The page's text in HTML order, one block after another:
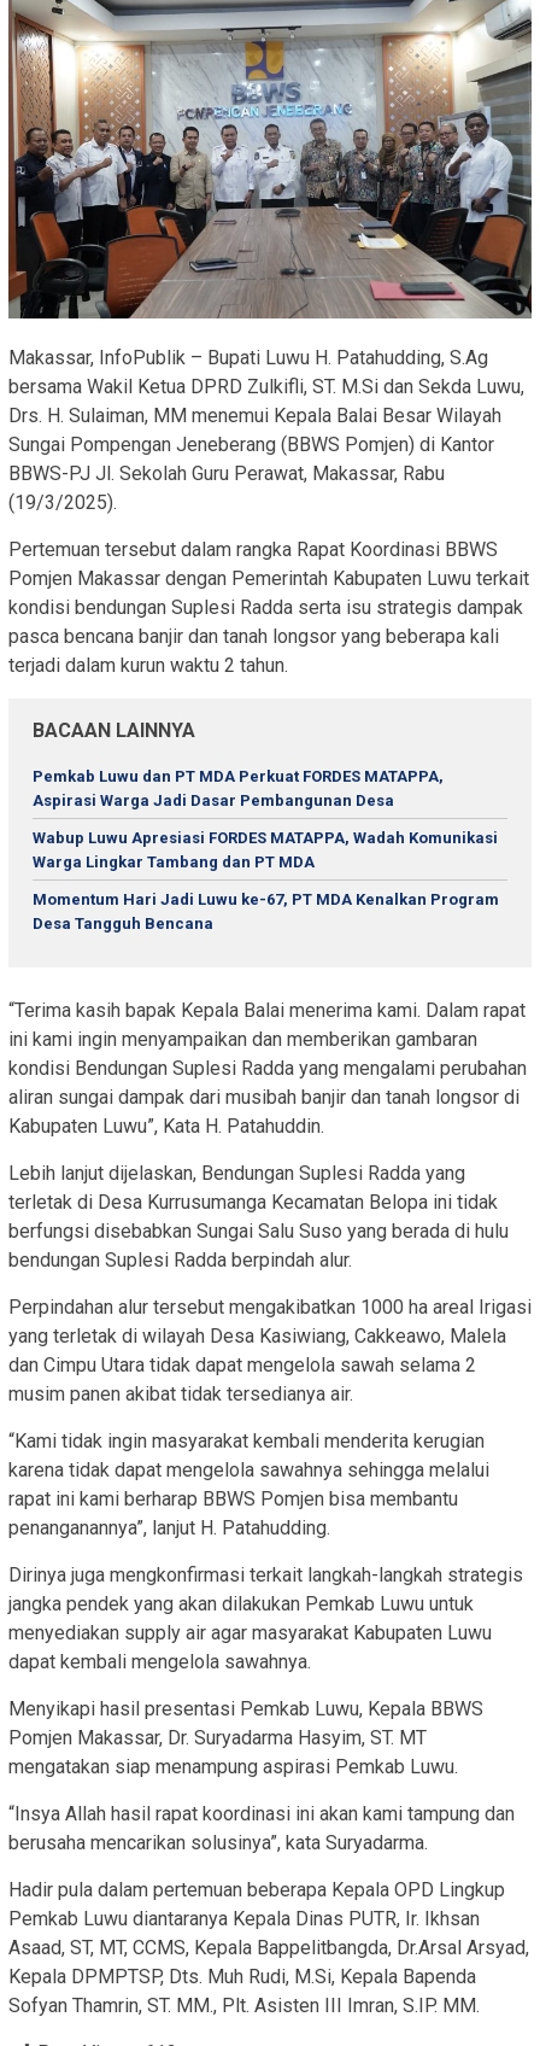
Makassar, InfoPublik – Bupati Luwu H. Patahudding, S.Ag
bersama Wakil Ketua DPRD Zulkifli, ST. M.Si dan Sekda Luwu,
Drs. H. Sulaiman, MM menemui Kepala Balai Besar Wilayah
Sungai Pompengan Jeneberang (BBWS Pomjen) di Kantor
BBWS-PJ Jl. Sekolah Guru Perawat, Makassar, Rabu
(19/3/2025).
Pertemuan tersebut dalam rangka Rapat Koordinasi BBWS
Pomjen Makassar dengan Pemerintah Kabupaten Luwu terkait
kondisi bendungan Suplesi Radda serta isu strategis dampak
pasca bencana banjir dan tanah longsor yang beberapa kali
terjadi dalam kurun waktu 2 tahun.
BACAAN LAINNYA
Pemkab Luwu dan PT MDA Perkuat FORDES MATAPPA,
Aspirasi Warga Jadi Dasar Pembangunan Desa
Wabup Luwu Apresiasi FORDES MATAPPA, Wadah Komunikasi
Warga Lingkar Tambang dan PT MDA
Momentum Hari Jadi Luwu ke-67, PT MDA Kenalkan Program
Desa Tangguh Bencana
“Terima kasih bapak Kepala Balai menerima kami. Dalam rapat
ini kami ingin menyampaikan dan memberikan gambaran
kondisi Bendungan Suplesi Radda yang mengalami perubahan
aliran sungai dampak dari musibah banjir dan tanah longsor di
Kabupaten Luwu”, Kata H. Patahuddin.
Lebih lanjut dijelaskan, Bendungan Suplesi Radda yang
terletak di Desa Kurrusumanga Kecamatan Belopa ini tidak
berfungsi disebabkan Sungai Salu Suso yang berada di hulu
bendungan Suplesi Radda berpindah alur.
Perpindahan alur tersebut mengakibatkan 1000 ha areal Irigasi
yang terletak di wilayah Desa Kasiwiang, Cakkeawo, Malela
dan Cimpu Utara tidak dapat mengelola sawah selama 2
musim panen akibat tidak tersedianya air.
“Kami tidak ingin masyarakat kembali menderita kerugian
karena tidak dapat mengelola sawahnya sehingga melalui
rapat ini kami berharap BBWS Pomjen bisa membantu
penanganannya”, lanjut H. Patahudding.
Dirinya juga mengkonfirmasi terkait langkah-langkah strategis
jangka pendek yang akan dilakukan Pemkab Luwu untuk
menyediakan supply air agar masyarakat Kabupaten Luwu
dapat kembali mengelola sawahnya.
Menyikapi hasil presentasi Pemkab Luwu, Kepala BBWS
Pomjen Makassar, Dr. Suryadarma Hasyim, ST. MT
mengatakan siap menampung aspirasi Pemkab Luwu.
“Insya Allah hasil rapat koordinasi ini akan kami tampung dan
berusaha mencarikan solusinya”, kata Suryadarma.
Hadir pula dalam pertemuan beberapa Kepala OPD Lingkup
Pemkab Luwu diantaranya Kepala Dinas PUTR, Ir. Ikhsan
Asaad, ST, MT, CCMS, Kepala Bappelitbangda, Dr.Arsal Arsyad,
Kepala DPMPTSP, Dts. Muh Rudi, M.Si, Kepala Bapenda
Sofyan Thamrin, ST. MM., Plt. Asisten III Imran, S.IP. MM.